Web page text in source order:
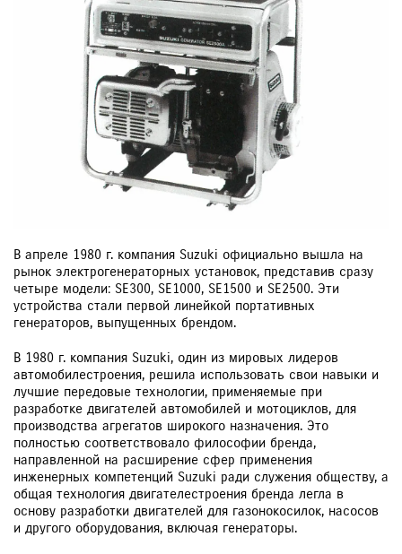
В апреле 1980 г. компания Suzuki официально вышла на
рынок электрогенераторных установок, представив сразу
четыре модели: SE300, SE1000, SE1500 и SE2500. Эти
устройства стали первой линейкой портативных
генераторов, выпущенных брендом.
В 1980 г. компания Suzuki, один из мировых лидеров
автомобилестроения, решила использовать свои навыки и
лучшие передовые технологии, применяемые при
разработке двигателей автомобилей и мотоциклов, для
производства агрегатов широкого назначения. Это
полностью соответствовало философии бренда,
направленной на расширение сфер применения
инженерных компетенций Suzuki ради служения обществу, а
общая технология двигателестроения бренда легла в
основу разработки двигателей для газонокосилок, насосов
и другого оборудования, включая генераторы.